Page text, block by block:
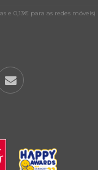
e 0,13€ para as redes móveis)